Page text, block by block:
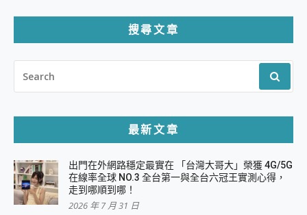
搜尋文章
FOR:
最新文章
出門在外網路穩定最實在 「台灣大哥大」榮獲 4G/5G
在線率全球 NO.3 全台第一與全台六冠王實測心得，
走到哪順到哪！
2026 年 7 月 31 日